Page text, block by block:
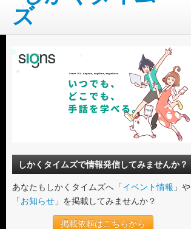
しかくタイムズで情報発信してみませんか？
あなたもしかくタイムズへ「イベント情報 」や
「お知らせ 」を掲載してみませんか？
掲載依頼はこちらから